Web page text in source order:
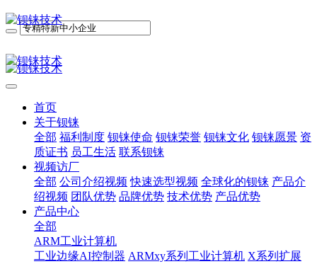
首页
关于钡铼
全部 福利制度 钡铼使命 钡铼荣誉 钡铼文化 钡铼愿景 资
质证书 员工生活 联系钡铼
视频访厂
全部 公司介绍视频 快速选型视频 全球化的钡铼 产品介
绍视频 团队优势 品牌优势 技术优势 产品优势
产品中心
全部
ARM工业计算机
工业边缘AI控制器 ARMxy系列工业计算机 X系列扩展